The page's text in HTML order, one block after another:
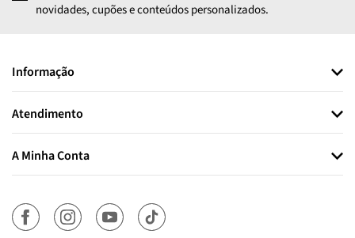
novidades, cupões e conteúdos personalizados.
Informação
Atendimento
A Minha Conta